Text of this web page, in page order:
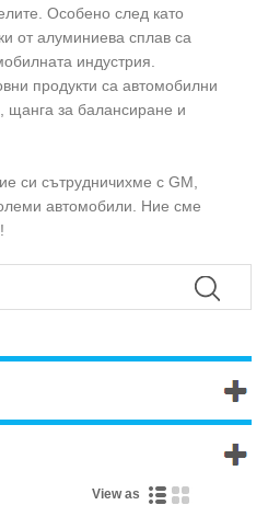
Особено след като
от алуминиева сплав са
индустрия.
продукти са автомобилни
щанга за балансиране и
си сътрудничихме с GM,
автомобили. Ние сме
View as